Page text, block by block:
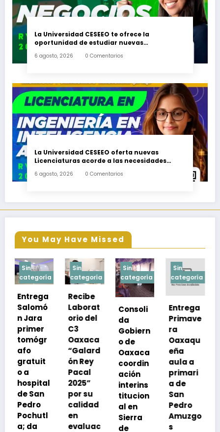
La Universidad CESEEO te ofrece la
oportunidad de estudiar nuevas
Escondido, Ixtepec y en la Matriz Juchitán.
6 agosto, 2026 0 Comentarios
La Universidad CESEEO oferta nuevas
Licenciaturas acorde a las necesidades
nivel medio superior
6 agosto, 2026 0 Comentarios
You May Have Missed
Sin
categoría
Recibe
Laborat
orio del
C3
Oaxaca
“Galard
ón Rey
Pacal
2025”
por su
calidad
en
evaluac
Sin
categoría
Consoli
da
Gobiern
o de
Oaxaca
coordin
ación
interins
titucion
al en
Sierra
de
Sin
categoría
Entrega
Primave
ra
Oaxaqu
eña
aula a
primari
a de
San
Pedro
Amuzgo
s
Sin
categoría
Exhorta
SSO a
vacuna
rse de
neumoc
oco
para
preveni
r la
neumon
ía